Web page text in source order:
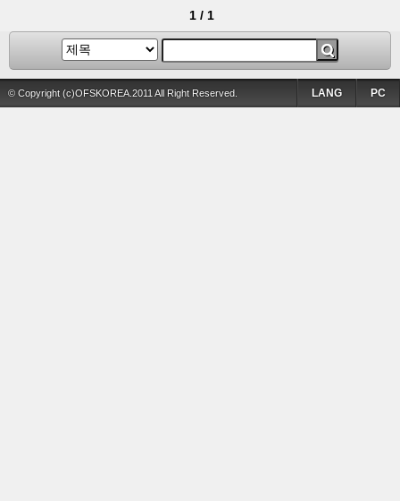
1 / 1
© Copyright (c)OFSKOREA.2011 All Right Reserved. PC
LANG